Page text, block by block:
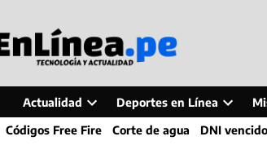
Actualidad
Open
dropdown
Deportes en Línea
Open
dropdown
Códigos Free Fire Corte de agua DNI vencido